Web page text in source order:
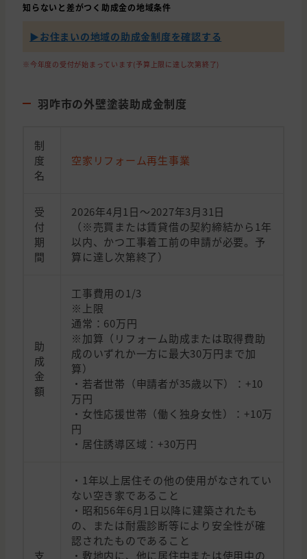
知らないと差がつく助成金の地域条件
▶︎お住まいの地域の助成金制度を確認する
※今年度の受付が始まっています(予算上限に達し次第終了)
羽咋市の外壁塗装助成金制度
制
度
名
空家リフォーム再生事業
受
付
期
間
2026年4月1日〜2027年3月31日
（※売買または賃貸借の契約締結から1年
以内、かつ工事着工前の申請が必要。予
算に達し次第終了）
助
成
金
額
工事費用の1/3
※上限
通常：60万円
※加算（リフォーム助成または取得費助
成のいずれか一方に最大30万円まで加
算）
・若者世帯（申請者が35歳以下）：+10
万円
・女性応援世帯（働く独身女性）：+10万
円
・居住誘導区域：+30万円
支
・1年以上居住その他の使用がなされてい
ない空き家であること
・昭和56年6月1日以降に建築されたも
の、または耐震診断等により安全性が確
認されたものであること
・敷地内に、他に居住中または使用中の